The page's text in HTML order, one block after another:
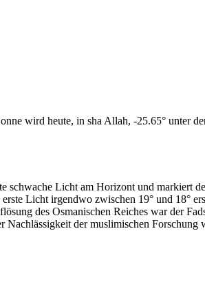
wird heute, in sha Allah, -25.65° unter
schwache Licht am Horizont und markiert
Licht irgendwo zwischen 19° und 18°
des Osmanischen Reiches war der
der muslimischen